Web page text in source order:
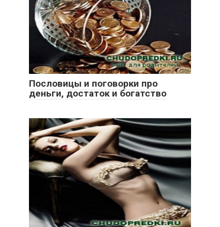
Пословицы и поговорки про
деньги, достаток и богатство